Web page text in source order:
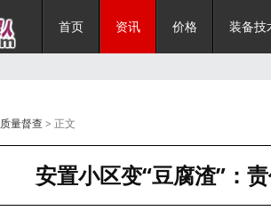
首页 资讯 价格 装备技
质量督查 > 正文
安置小区变“豆腐渣”：